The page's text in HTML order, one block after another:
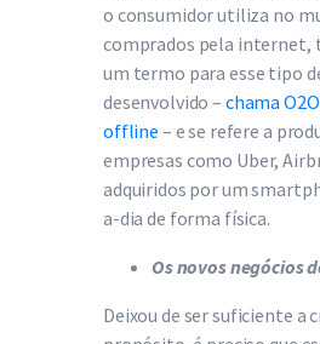
o consumidor utiliza no
comprados pela internet,
um termo para esse tipo
desenvolvido – chama
offline – e se refere a
empresas como Uber,
adquiridos por um
a-dia de forma física.
Os novos negócios
Deixou de ser suficiente a